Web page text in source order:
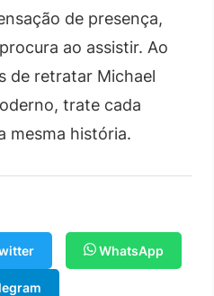
de presença,
ao assistir. Ao
de retratar Michael
trate cada
mesma história.
WhatsApp